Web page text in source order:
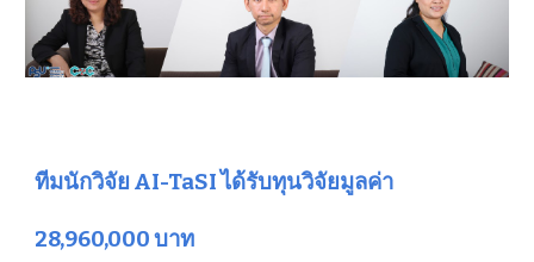
ทีมนักวิจัย AI-TaSI ได้รับทุนวิจัยมูลค่า
28,960,000 บาท